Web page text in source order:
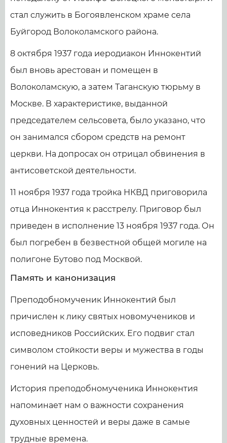
стал служить в Богоявленском храме села
Буйгород Волоколамского района.
8 октября 1937 года иеродиакон Иннокентий
был вновь арестован и помещен в
Волоколамскую, а затем Таганскую тюрьму в
Москве. В характеристике, выданной
председателем сельсовета, было указано, что
он занимался сбором средств на ремонт
церкви. На допросах он отрицал обвинения в
антисоветской деятельности.
11 ноября 1937 года тройка НКВД приговорила
отца Иннокентия к расстрелу. Приговор был
приведен в исполнение 13 ноября 1937 года. Он
был погребен в безвестной общей могиле на
полигоне Бутово под Москвой.
Память и канонизация
Преподобномученик Иннокентий был
причислен к лику святых новомучеников и
исповедников Российских. Его подвиг стал
символом стойкости веры и мужества в годы
гонений на Церковь.
История преподобномученика Иннокентия
напоминает нам о важности сохранения
духовных ценностей и веры даже в самые
трудные времена.